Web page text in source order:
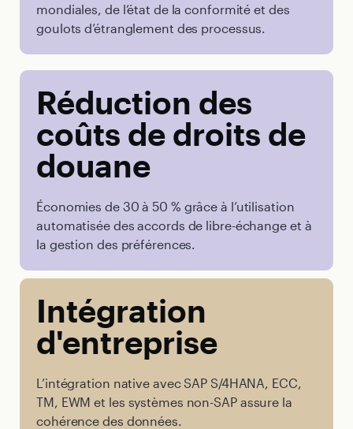
mondiales, de l’état de la conformité et des
goulots d’étranglement des processus.
Réduction des
coûts de droits de
douane
Économies de 30 à 50 % grâce à l’utilisation
automatisée des accords de libre-échange et à
la gestion des préférences.
Intégration
d'entreprise
L’intégration native avec SAP S/4HANA, ECC,
TM, EWM et les systèmes non-SAP assure la
cohérence des données.